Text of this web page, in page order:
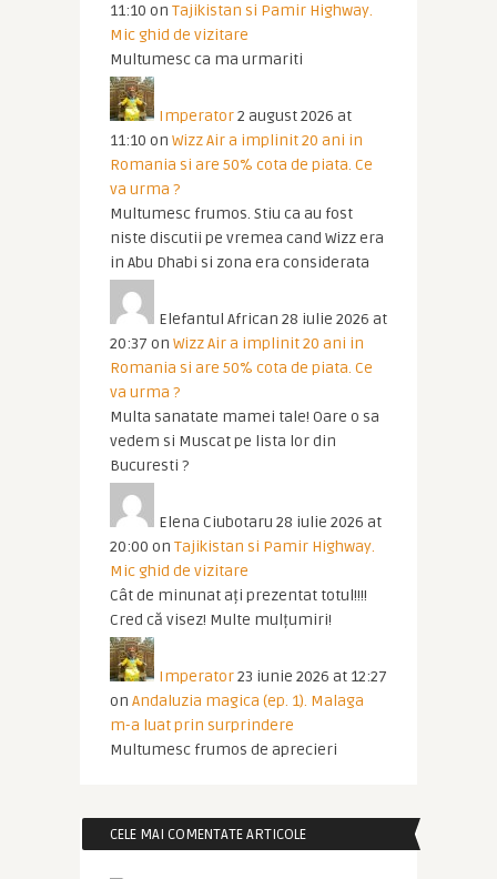
11:10 on Tajikistan si Pamir Highway.
Mic ghid de vizitare
Multumesc ca ma urmariti
Imperator2 august 2026 at
11:10 on Wizz Air a implinit 20 ani in
Romania si are 50% cota de piata. Ce
va urma ?
Multumesc frumos. Stiu ca au fost
niste discutii pe vremea cand Wizz era
in Abu Dhabi si zona era considerata
Elefantul African 28 iulie 2026 at
20:37 on Wizz Air a implinit 20 ani in
Romania si are 50% cota de piata. Ce
va urma ?
Multa sanatate mamei tale! Oare o sa
vedem si Muscat pe lista lor din
Bucuresti ?
Elena Ciubotaru 28 iulie 2026 at
20:00 on Tajikistan si Pamir Highway.
Mic ghid de vizitare
Cât de minunat ați prezentat totul!!!!
Cred că visez! Multe mulțumiri!
Imperator23 iunie 2026 at 12:27
on Andaluzia magica (ep. 1). Malaga
m-a luat prin surprindere
Multumesc frumos de aprecieri
CELE MAI COMENTATE ARTICOLE